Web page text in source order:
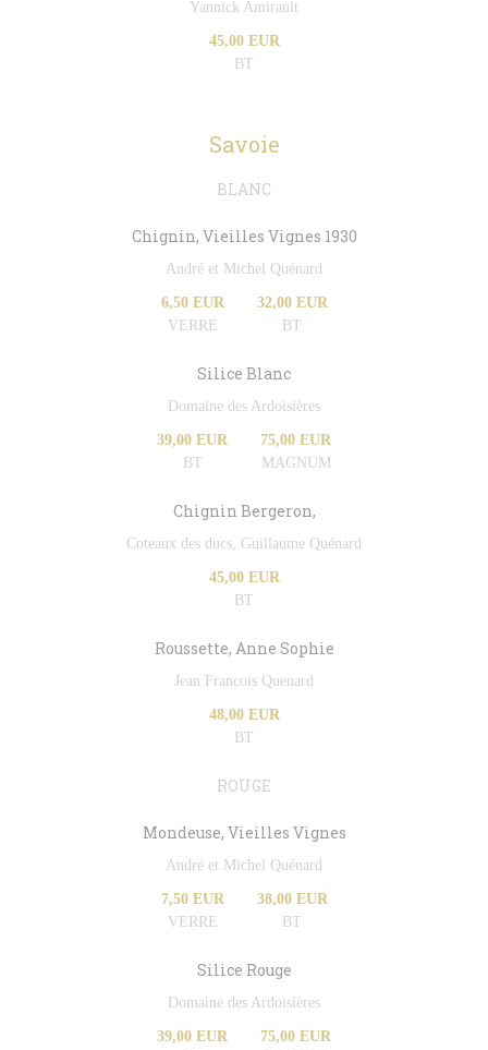
Yannick Amirault
45,00 EUR
BT
Savoie
BLANC
Chignin, Vieilles Vignes 1930
André et Michel Quénard
6,50 EUR
VERRE
32,00 EUR
BT
Silice Blanc
Domaine des Ardoisières
39,00 EUR
BT
75,00 EUR
MAGNUM
Chignin Bergeron,
Coteaux des ducs, Guillaume Quénard
45,00 EUR
BT
Roussette, Anne Sophie
Jean Francois Quenard
48,00 EUR
BT
ROUGE
Mondeuse, Vieilles Vignes
André et Michel Quénard
7,50 EUR
VERRE
38,00 EUR
BT
Silice Rouge
Domaine des Ardoisières
39,00 EUR
75,00 EUR